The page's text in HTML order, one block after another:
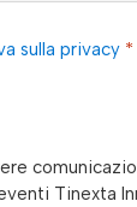
sulla privacy *
Tinexta